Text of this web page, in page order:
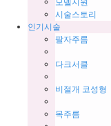
시술스토리
인기시술
팔자주름
다크서클
비절개 코성형
목주름